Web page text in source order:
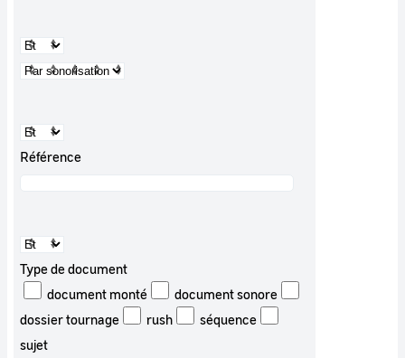
Référence
Type de document
document monté
document sonore
dossier tournage
rush
séquence
sujet